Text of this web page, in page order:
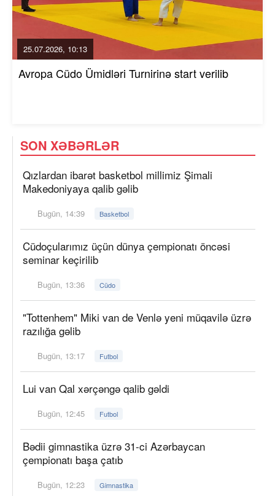
25.07.2026, 10:13
Avropa Cüdo Ümidləri Turnirinə start verilib
SON XƏBƏRLƏR
Qızlardan ibarət basketbol millimiz Şimali
Makedoniyaya qalib gəlib
Bugün, 14:39 Basketbol
Cüdoçularımız üçün dünya çempionatı öncəsi
seminar keçirilib
Bugün, 13:36 Cüdo
"Tottenhem" Miki van de Venlə yeni müqavilə üzrə
razılığa gəlib
Bugün, 13:17 Futbol
Lui van Qal xərçəngə qalib gəldi
Bugün, 12:45 Futbol
Bədii gimnastika üzrə 31-ci Azərbaycan
çempionatı başa çatıb
Bugün, 12:23 Gimnastika